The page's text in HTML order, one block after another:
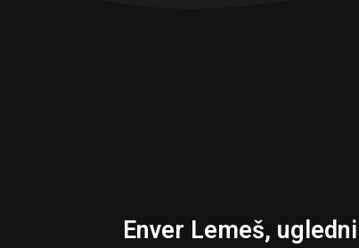
Enver Lemeš,